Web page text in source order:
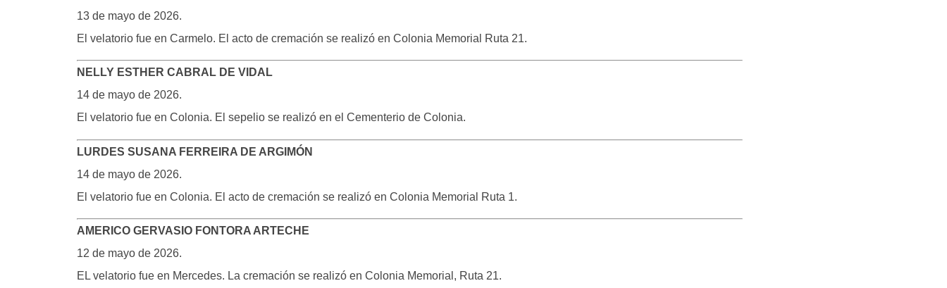
13 de mayo de 2026.
El velatorio fue en Carmelo. El acto de cremación se realizó en Colonia Memorial Ruta 21.
NELLY ESTHER CABRAL DE VIDAL
14 de mayo de 2026.
El velatorio fue en Colonia. El sepelio se realizó en el Cementerio de Colonia.
LURDES SUSANA FERREIRA DE ARGIMÓN
14 de mayo de 2026.
El velatorio fue en Colonia. El acto de cremación se realizó en Colonia Memorial Ruta 1.
AMERICO GERVASIO FONTORA ARTECHE
12 de mayo de 2026.
EL velatorio fue en Mercedes. La cremación se realizó en Colonia Memorial, Ruta 21.